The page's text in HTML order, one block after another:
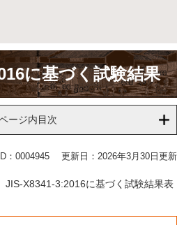
に基づく試験結果
ージ内目次
：0004945 更新日：2026年3月30日更新
JIS-X8341-3:2016に基づく試験結果表